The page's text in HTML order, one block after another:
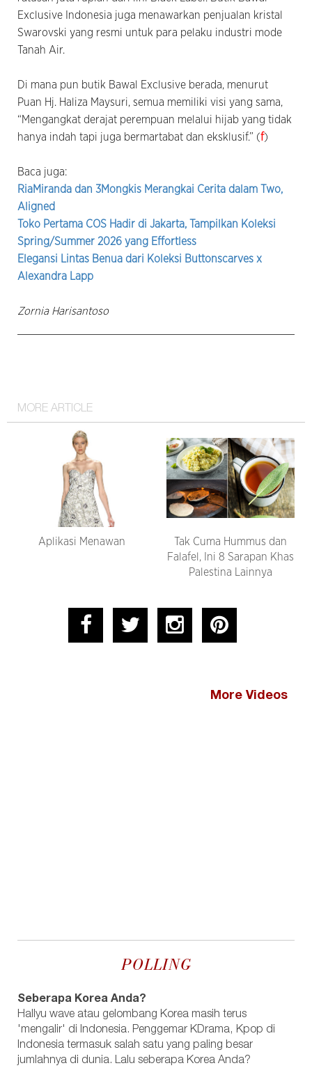
Exclusive Indonesia juga menawarkan penjualan kristal
Swarovski yang resmi untuk para pelaku industri mode
Tanah Air.
Di mana pun butik Bawal Exclusive berada, menurut
Puan Hj. Haliza Maysuri, semua memiliki visi yang sama,
“Mengangkat derajat perempuan melalui hijab yang tidak
hanya indah tapi juga bermartabat dan eksklusif.” (f)
Baca juga:
RiaMiranda dan 3Mongkis Merangkai Cerita dalam Two,
Aligned
Toko Pertama COS Hadir di Jakarta, Tampilkan Koleksi
Spring/Summer 2026 yang Effortless
Elegansi Lintas Benua dari Koleksi Buttonscarves x
Alexandra Lapp
Zornia Harisantoso
MORE ARTICLE
Aplikasi Menawan
Tak Cuma Hummus dan
Falafel, Ini 8 Sarapan Khas
Palestina Lainnya
More Videos
POLLING
Seberapa Korea Anda?
Hallyu wave atau gelombang Korea masih terus
'mengalir' di Indonesia. Penggemar KDrama, Kpop di
Indonesia termasuk salah satu yang paling besar
jumlahnya di dunia. Lalu seberapa Korea Anda?